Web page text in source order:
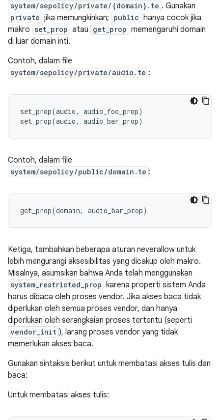
system/sepolicy/private/{domain}.te . Gunakan
private jika memungkinkan; public
hanya cocok jika
makro set_prop atau get_prop memengaruhi domain
di luar domain inti.
Contoh, dalam file
system/sepolicy/private/audio.te :
set_prop(audio, audio_foo_prop)
Contoh, dalam file
system/sepolicy/public/domain.te :
Ketiga, tambahkan beberapa aturan neverallow untuk
lebih mengurangi aksesibilitas yang dicakup oleh makro.
Misalnya, asumsikan bahwa Anda telah menggunakan
system_restricted_prop
karena properti sistem Anda
harus dibaca oleh proses vendor. Jika akses baca tidak
diperlukan oleh semua proses vendor, dan hanya
diperlukan oleh serangkaian proses tertentu (seperti
vendor_init ), larang proses vendor yang tidak
memerlukan akses baca.
Gunakan sintaksis berikut untuk membatasi akses tulis dan
baca:
Untuk membatasi akses tulis: